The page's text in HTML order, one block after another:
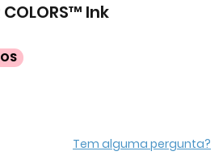
COLORS™ Ink
Tem alguma pergunta?